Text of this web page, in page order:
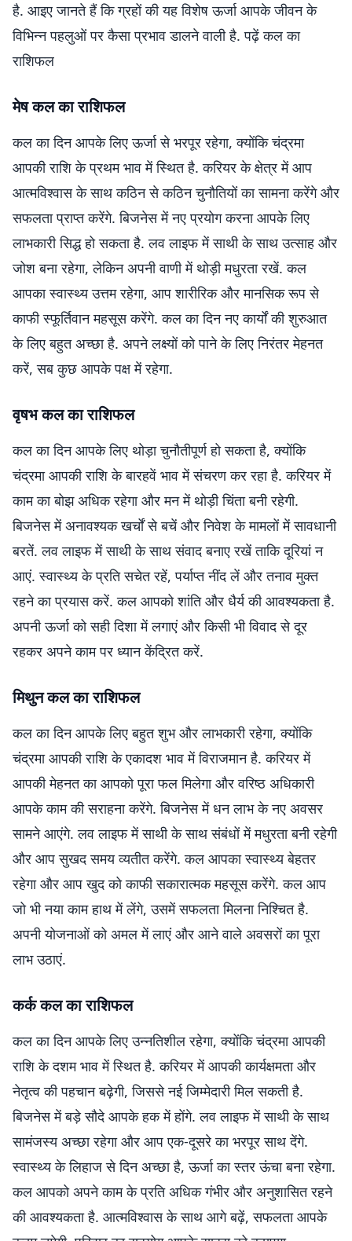
है. आइए जानते हैं कि ग्रहों की यह विशेष ऊर्जा आपके जीवन के
विभिन्न पहलुओं पर कैसा प्रभाव डालने वाली है. पढ़ें कल का
राशिफल
मेष कल का राशिफल
कल का दिन आपके लिए ऊर्जा से भरपूर रहेगा, क्योंकि चंद्रमा
आपकी राशि के प्रथम भाव में स्थित है. करियर के क्षेत्र में आप
आत्मविश्वास के साथ कठिन से कठिन चुनौतियों का सामना करेंगे और
सफलता प्राप्त करेंगे. बिजनेस में नए प्रयोग करना आपके लिए
लाभकारी सिद्ध हो सकता है. लव लाइफ में साथी के साथ उत्साह और
जोश बना रहेगा, लेकिन अपनी वाणी में थोड़ी मधुरता रखें. कल
आपका स्वास्थ्य उत्तम रहेगा, आप शारीरिक और मानसिक रूप से
काफी स्फूर्तिवान महसूस करेंगे. कल का दिन नए कार्यों की शुरुआत
के लिए बहुत अच्छा है. अपने लक्ष्यों को पाने के लिए निरंतर मेहनत
करें, सब कुछ आपके पक्ष में रहेगा.
वृषभ कल का राशिफल
कल का दिन आपके लिए थोड़ा चुनौतीपूर्ण हो सकता है, क्योंकि
चंद्रमा आपकी राशि के बारहवें भाव में संचरण कर रहा है. करियर में
काम का बोझ अधिक रहेगा और मन में थोड़ी चिंता बनी रहेगी.
बिजनेस में अनावश्यक खर्चों से बचें और निवेश के मामलों में सावधानी
बरतें. लव लाइफ में साथी के साथ संवाद बनाए रखें ताकि दूरियां न
आएं. स्वास्थ्य के प्रति सचेत रहें, पर्याप्त नींद लें और तनाव मुक्त
रहने का प्रयास करें. कल आपको शांति और धैर्य की आवश्यकता है.
अपनी ऊर्जा को सही दिशा में लगाएं और किसी भी विवाद से दूर
रहकर अपने काम पर ध्यान केंद्रित करें.
मिथुन कल का राशिफल
कल का दिन आपके लिए बहुत शुभ और लाभकारी रहेगा, क्योंकि
चंद्रमा आपकी राशि के एकादश भाव में विराजमान है. करियर में
आपकी मेहनत का आपको पूरा फल मिलेगा और वरिष्ठ अधिकारी
आपके काम की सराहना करेंगे. बिजनेस में धन लाभ के नए अवसर
सामने आएंगे. लव लाइफ में साथी के साथ संबंधों में मधुरता बनी रहेगी
और आप सुखद समय व्यतीत करेंगे. कल आपका स्वास्थ्य बेहतर
रहेगा और आप खुद को काफी सकारात्मक महसूस करेंगे. कल आप
जो भी नया काम हाथ में लेंगे, उसमें सफलता मिलना निश्चित है.
अपनी योजनाओं को अमल में लाएं और आने वाले अवसरों का पूरा
लाभ उठाएं.
कर्क कल का राशिफल
कल का दिन आपके लिए उन्नतिशील रहेगा, क्योंकि चंद्रमा आपकी
राशि के दशम भाव में स्थित है. करियर में आपकी कार्यक्षमता और
नेतृत्व की पहचान बढ़ेगी, जिससे नई जिम्मेदारी मिल सकती है.
बिजनेस में बड़े सौदे आपके हक में होंगे. लव लाइफ में साथी के साथ
सामंजस्य अच्छा रहेगा और आप एक-दूसरे का भरपूर साथ देंगे.
स्वास्थ्य के लिहाज से दिन अच्छा है, ऊर्जा का स्तर ऊंचा बना रहेगा.
कल आपको अपने काम के प्रति अधिक गंभीर और अनुशासित रहने
की आवश्यकता है. आत्मविश्वास के साथ आगे बढ़ें, सफलता आपके